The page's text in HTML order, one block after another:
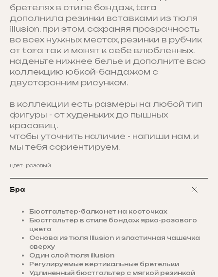
бретелях в стиле бандаж, tara
дополнила резинки вставками из тюля
illusion. при этом, сохраняя прозрачность
во всех нужных местах, резинки в рубчик
от tara так и манят к себе влюбленных.
наденьте нижнее белье и дополните всю
коллекцию юбкой-бандажом с
двусторонним рисунком.
в коллекции есть размеры на любой тип
фигуры - от худеньких до пышных
красавиц.
чтобы уточнить наличие - напиши нам, и
мы тебя сориентируем.
цвет: розовый
Бра
Бюстгальтер-балконет на косточках
Бюстгальтер в стиле бондаж ярко-розового
цвета
Основа из тюля Illusion и эластичная чашечка
сверху
Один слой тюля illusion
Регулируемые вертикальные бретельки
Удлиненный бюстгальтер с мягкой резинкой